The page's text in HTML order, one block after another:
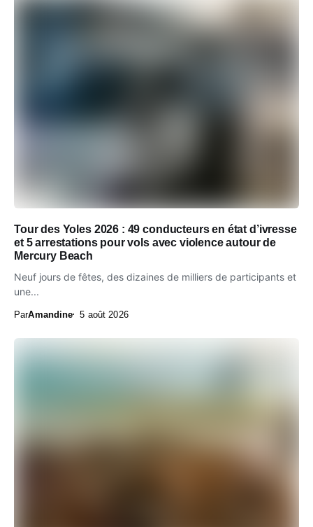
Tour des Yoles 2026 : 49 conducteurs en état d’ivresse
et 5 arrestations pour vols avec violence autour de
Mercury Beach
Neuf jours de fêtes, des dizaines de milliers de participants et
une...
ParAmandine 5 août 2026